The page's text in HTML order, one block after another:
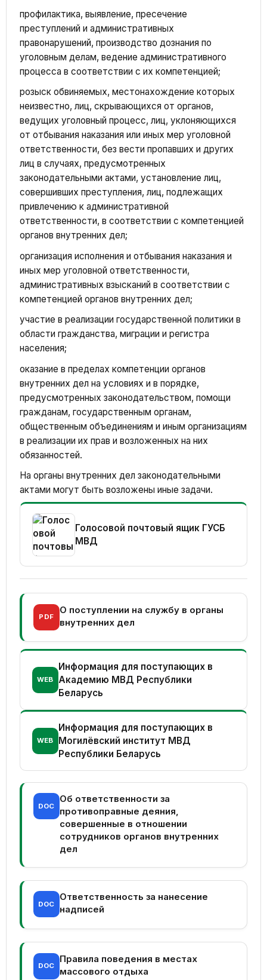
профилактика, выявление, пресечение
преступлений и административных
правонарушений, производство дознания по
уголовным делам, ведение административного
процесса в соответствии с их компетенцией;
розыск обвиняемых, местонахождение которых
неизвестно, лиц, скрывающихся от органов,
ведущих уголовный процесс, лиц, уклоняющихся
от отбывания наказания или иных мер уголовной
ответственности, без вести пропавших и других
лиц в случаях, предусмотренных
законодательными актами, установление лиц,
совершивших преступления, лиц, подлежащих
привлечению к административной
ответственности, в соответствии с компетенцией
органов внутренних дел;
организация исполнения и отбывания наказания и
иных мер уголовной ответственности,
административных взысканий в соответствии с
компетенцией органов внутренних дел;
участие в реализации государственной политики в
области гражданства, миграции и регистра
населения;
оказание в пределах компетенции органов
внутренних дел на условиях и в порядке,
предусмотренных законодательством, помощи
гражданам, государственным органам,
общественным объединениям и иным организациям
в реализации их прав и возложенных на них
обязанностей.
На органы внутренних дел законодательными
актами могут быть возложены иные задачи.
Голосовой почтовый ящик ГУСБ
МВД
PDF
О поступлении на службу в органы
внутренних дел
WEB
Информация для поступающих в
Академию МВД Республики
Беларусь
WEB
Информация для поступающих в
Могилёвский институт МВД
Республики Беларусь
DOC
Об ответственности за
противоправные деяния,
совершенные в отношении
сотрудников органов внутренних
дел
DOC
Ответственность за нанесение
надписей
DOC
Правила поведения в местах
массового отдыха